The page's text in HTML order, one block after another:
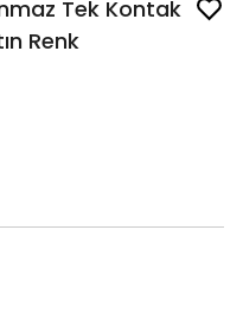
Tek Kontak
Renk